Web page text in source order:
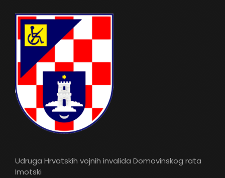
Udruga Hrvatskih vojnih invalida Domovinskog rata
Imotski